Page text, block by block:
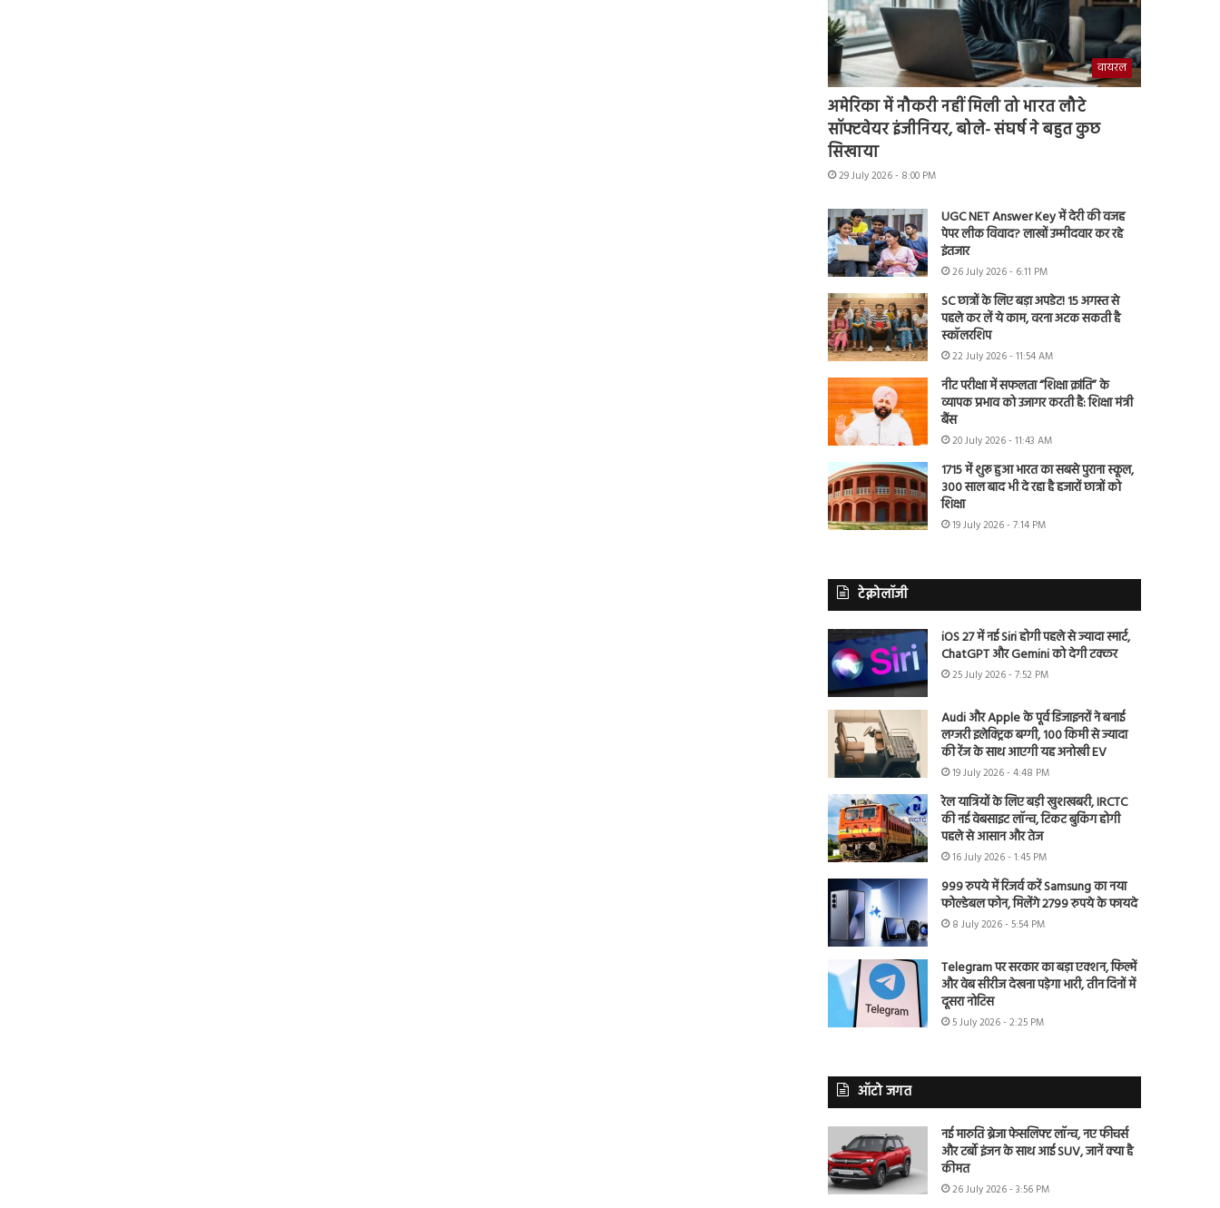
वायरल
अमेरिका में नौकरी नहीं मिली तो भारत लौटे
सॉफ्टवेयर इंजीनियर, बोले- संघर्ष ने बहुत कुछ
सिखाया
29 July 2026 - 8:00 PM
UGC NET Answer Key में देरी की वजह
पेपर लीक विवाद? लाखों उम्मीदवार कर रहे
इंतजार
26 July 2026 - 6:11 PM
SC छात्रों के लिए बड़ा अपडेट! 15 अगस्त से
पहले कर लें ये काम, वरना अटक सकती है
स्कॉलरशिप
22 July 2026 - 11:54 AM
नीट परीक्षा में सफलता “शिक्षा क्रांति” के
व्यापक प्रभाव को उजागर करती है: शिक्षा मंत्री
बैंस
20 July 2026 - 11:43 AM
1715 में शुरू हुआ भारत का सबसे पुराना स्कूल,
300 साल बाद भी दे रहा है हजारों छात्रों को
शिक्षा
19 July 2026 - 7:14 PM
टेक्नोलॉजी
iOS 27 में नई Siri होगी पहले से ज्यादा स्मार्ट,
ChatGPT और Gemini को देगी टक्कर
25 July 2026 - 7:52 PM
Audi और Apple के पूर्व डिजाइनरों ने बनाई
लग्जरी इलेक्ट्रिक बग्गी, 100 किमी से ज्यादा
की रेंज के साथ आएगी यह अनोखी EV
19 July 2026 - 4:48 PM
रेल यात्रियों के लिए बड़ी खुशखबरी, IRCTC
की नई वेबसाइट लॉन्च, टिकट बुकिंग होगी
पहले से आसान और तेज
16 July 2026 - 1:45 PM
999 रुपये में रिजर्व करें Samsung का नया
फोल्डेबल फोन, मिलेंगे 2799 रुपये के फायदे
8 July 2026 - 5:54 PM
Telegram पर सरकार का बड़ा एक्शन, फिल्में
और वेब सीरीज देखना पड़ेगा भारी, तीन दिनों में
दूसरा नोटिस
5 July 2026 - 2:25 PM
ऑटो जगत
नई मारुति ब्रेजा फेसलिफ्ट लॉन्च, नए फीचर्स
और टर्बो इंजन के साथ आई SUV, जानें क्या है
कीमत
26 July 2026 - 3:56 PM